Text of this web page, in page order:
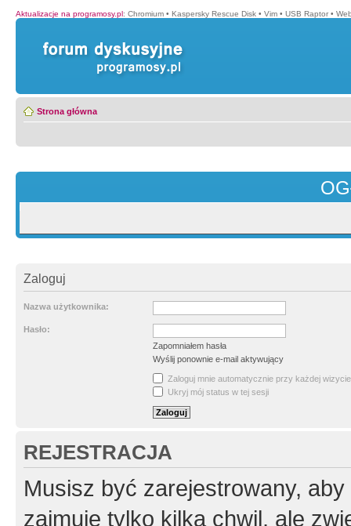
Aktualizacje na programosy.pl: Chromium • Kaspersky Rescue Disk • Vim • USB Raptor •
Strona główna
Zaloguj
Nazwa użytkownika:
Hasło:
Zapomniałem hasła
Wyślij ponownie e-mail aktywujący
Zaloguj mnie automatycznie przy każdej wizycie
Ukryj mój status w tej sesji
REJESTRACJA
Musisz być zarejestrowany,
zajmuje tylko kilka chwil, ale